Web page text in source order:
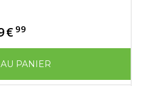
€ 99
PANIER